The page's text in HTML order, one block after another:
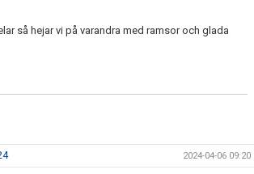
så hejar vi på varandra med ramsor och glada
2024-04-06 09:20